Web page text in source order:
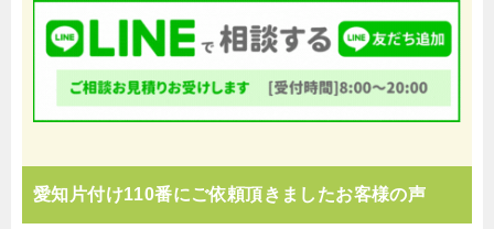
愛知片付け110番にご依頼頂きましたお客様の声